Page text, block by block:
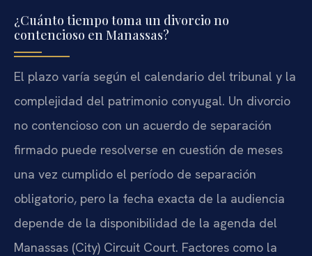
¿Cuánto tiempo toma un divorcio no
contencioso en Manassas?
El plazo varía según el calendario del tribunal y la
complejidad del patrimonio conyugal. Un divorcio
no contencioso con un acuerdo de separación
firmado puede resolverse en cuestión de meses
una vez cumplido el período de separación
obligatorio, pero la fecha exacta de la audiencia
depende de la disponibilidad de la agenda del
Manassas (City) Circuit Court. Factores como la